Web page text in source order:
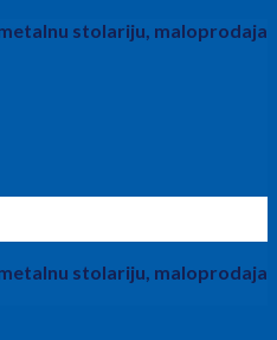
stolariju, maloprodaja
stolariju, maloprodaja